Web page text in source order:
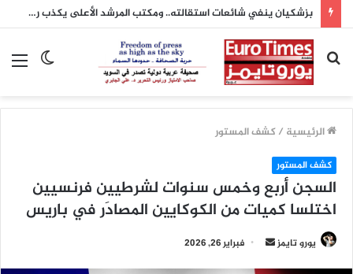
بزشكيان ينفي شائعات استقالته.. ومكتب المرشد الأعلى يكذب رواية محمد باقر خرازي
الوضع
بحث
عن
الرئيسية /كشف المستور
كشف المستور
السجن أربع وخمس سنوات لشرطيين فرنسيين
اختلسا كميات من الكوكايين المصادَر في باريس
يورو تايمز
أرسل فبراير 26, 2026